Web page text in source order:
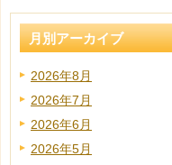
月別アーカイブ
2026年8月
2026年7月
2026年6月
2026年5月